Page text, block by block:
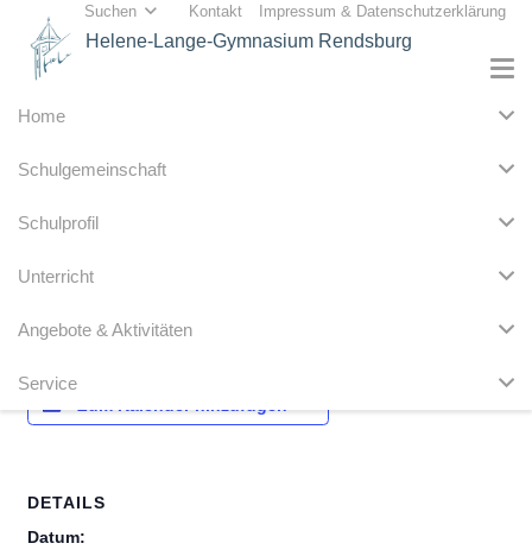
Suchen Kontakt Impressum & Datenschutzerklärung
Helene-Lange-Gymnasium Rendsburg
Home
Schulgemeinschaft
Schulprofil
Unterricht
Angebote & Aktivitäten
Service
Beweglicher Ferientag
DETAILS
Datum: